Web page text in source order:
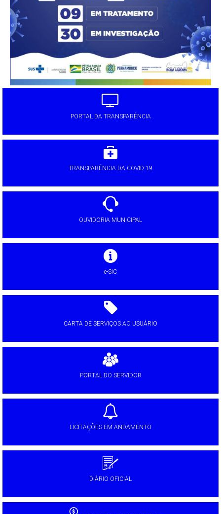
PORTAL DA TRANSPARÊNCIA
TRANSPARÊNCIA DA COVID-19
OUVIDORIA MUNICIPAL
e-SIC
CARTA DE SERVIÇOS AO USUÁRIO
PORTAL DO SERVIDOR
LICITAÇÕES EM ANDAMENTO
DIÁRIO OFICIAL